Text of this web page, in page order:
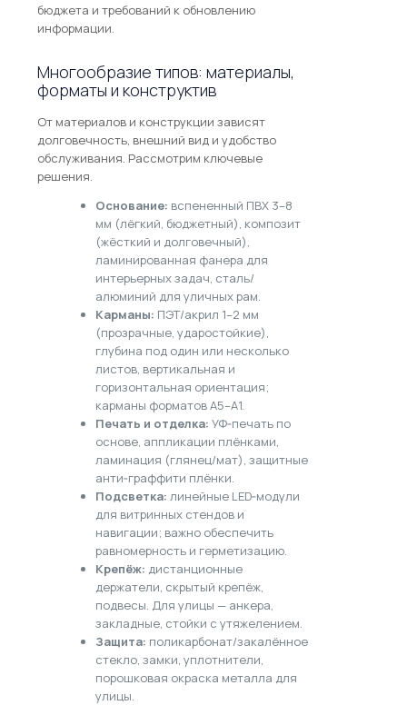
бюджета и требований к обновлению
информации.
Многообразие типов: материалы,
форматы и конструктив
От материалов и конструкции зависят
долговечность, внешний вид и удобство
обслуживания. Рассмотрим ключевые
решения.
Основание: вспененный ПВХ 3–8
мм (лёгкий, бюджетный), композит
(жёсткий и долговечный),
ламинированная фанера для
интерьерных задач, сталь/
алюминий для уличных рам.
Карманы: ПЭТ/акрил 1–2 мм
(прозрачные, ударостойкие),
глубина под один или несколько
листов, вертикальная и
горизонтальная ориентация;
карманы форматов A5–A1.
Печать и отделка: УФ‑печать по
основе, аппликации плёнками,
ламинация (глянец/мат), защитные
анти‑граффити плёнки.
Подсветка: линейные LED‑модули
для витринных стендов и
навигации; важно обеспечить
равномерность и герметизацию.
Крепёж: дистанционные
держатели, скрытый крепёж,
подвесы. Для улицы — анкера,
закладные, стойки с утяжелением.
Защита: поликарбонат/закалённое
стекло, замки, уплотнители,
порошковая окраска металла для
улицы.